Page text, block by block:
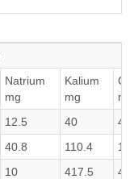
Natrium
mg
Kalium
mg
mg
12.5 40
40
40.8 110.4
10 417.5